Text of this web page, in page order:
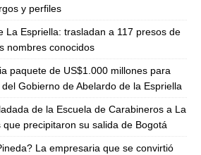
y perfiles
La Espriella: trasladan a 117 presos de
nombres conocidos
paquete de US$1.000 millones para
Gobierno de Abelardo de la Espriella
de la Escuela de Carabineros a La
que precipitaron su salida de Bogotá
La empresaria que se convirtió